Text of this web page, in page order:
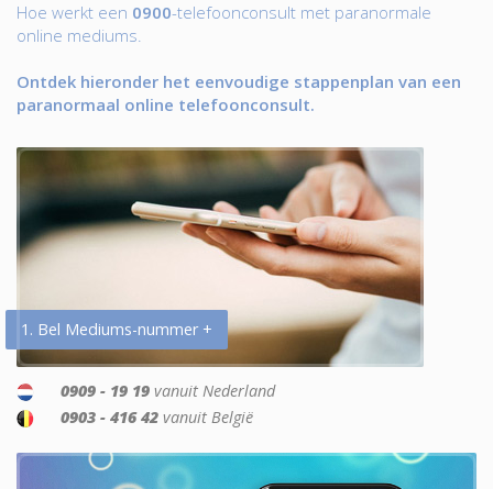
Hoe werkt een 0900-telefoonconsult met paranormale
online mediums.
Ontdek hieronder het eenvoudige stappenplan van een
paranormaal online telefoonconsult.
1. Bel Mediums-nummer +
0909 - 19 19 vanuit Nederland
0903 - 416 42 vanuit België